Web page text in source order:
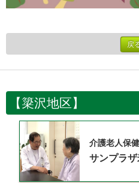
戻
【簗沢地区】
介護老人保
サンプラ